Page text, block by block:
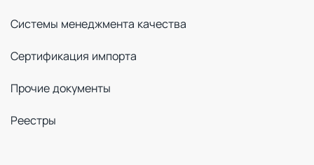
Системы менеджмента качества
Сертификация импорта
Прочие документы
Реестры